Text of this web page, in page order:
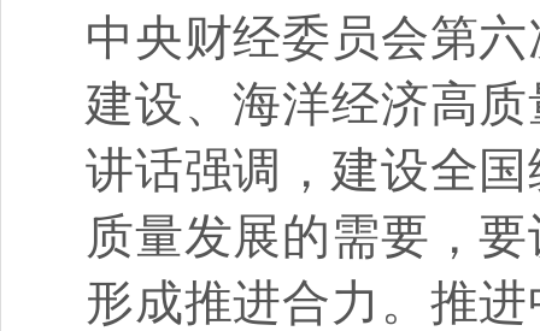
中央财经委员会第
建设、海洋经济高
讲话强调，建设全
质量发展的需要，
形成推进合力。推